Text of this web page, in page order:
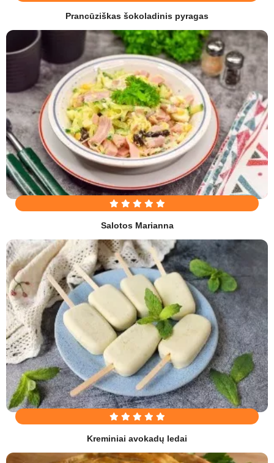
Prancūziškas šokoladinis pyragas
Salotos Marianna
Kreminiai avokadų ledai